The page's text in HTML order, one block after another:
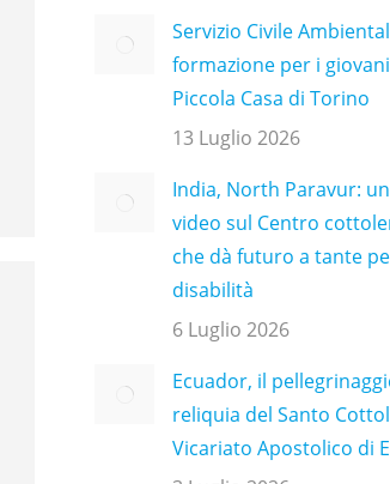
Servizio Civile
formazione per i
Piccola Casa di Torino
13 Luglio 2026
India, North Paravur:
video sul Centro
che dà futuro a tante
disabilità
6 Luglio 2026
Ecuador, il
reliquia del Santo
Vicariato Apostolico di